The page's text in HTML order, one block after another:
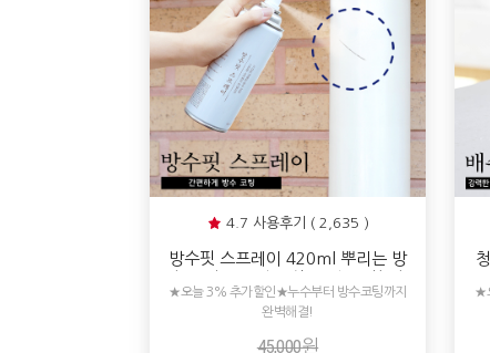
4.7 사용후기 ( 2,635 )
방수핏 스프레이 420ml 뿌리는 방
방수제 투명
★오늘 3% 추가할인★누수부터 방수코팅까지
완벽해결!
45,000원
★